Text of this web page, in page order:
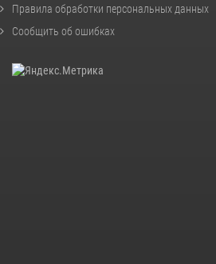
Правила обработки персональных данных
Сообщить об ошибках